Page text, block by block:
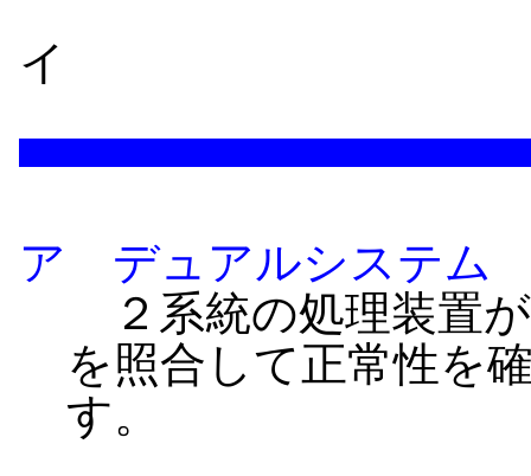
イ
ア デュアルシステム
２系統の処理装置
を照合して正常性を
す。